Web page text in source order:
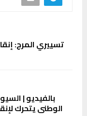
تسييري المرج:
بالفيديو |
الوطني يتحرك